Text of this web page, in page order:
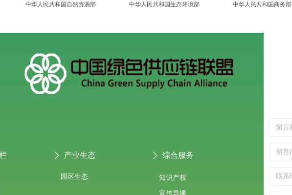
园区生态 知识产权
宣传导播
ꄲ 产业生态 ꄲ 综合服务
中华人民共和国自然资源部 中华人民共和国生态环境部 中华人民共和国商务部